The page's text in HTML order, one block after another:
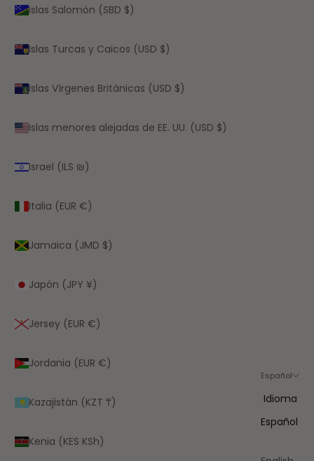
Islas Salomón (SBD $)
Islas Turcas y Caicos (USD $)
Islas Vírgenes Británicas (USD $)
Islas menores alejadas de EE. UU. (USD $)
Israel (ILS ₪)
Italia (EUR €)
Jamaica (JMD $)
Japón (JPY ¥)
Jersey (EUR €)
Jordania (EUR €)
Kazajistán (KZT ₸)
Kenia (KES KSh)
Español
Idioma
Español